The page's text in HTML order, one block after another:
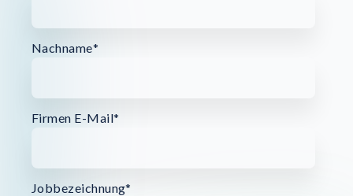
Nachname*
Firmen E-Mail*
Jobbezeichnung*